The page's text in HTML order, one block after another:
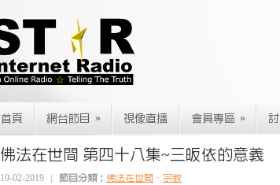
首頁 網台節目 » 視像直播 會員專區 »
佛法在世間 第四十八集~三皈依的意義
19-02-2019 節目分類： 佛法在世間 、 宗教